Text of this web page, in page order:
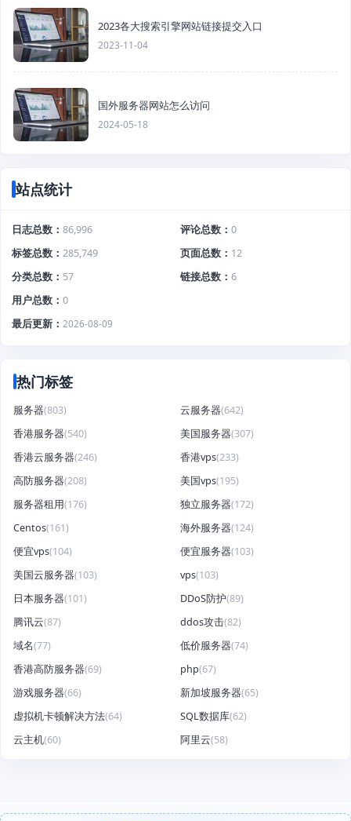
2023各大搜索引擎网站链接提交入口
2023-11-04
国外服务器网站怎么访问
2024-05-18
站点统计
日志总数 86,996 评论总数
0
标签总数
285,749 页面总数
12
分类总数
57 链接总数
6
用户总数
0
最后更新
2026-08-09
热门标签
服务器(803) 云服务器(642)
香港服务器(540) 美国服务器(307)
香港云服务器(246) 香港vps(233)
高防服务器(208) 美国vps(195)
服务器租用(176) 独立服务器(172)
Centos(161) 海外服务器(124)
便宜vps(104) 便宜服务器(103)
美国云服务器(103) vps(103)
日本服务器(101) DDoS防护(89)
腾讯云(87) ddos攻击(82)
域名(77) 低价服务器(74)
香港高防服务器(69) php(67)
游戏服务器(66) 新加坡服务器(65)
虚拟机卡顿解决方法(64) SQL数据库(62)
云主机(60) 阿里云(58)